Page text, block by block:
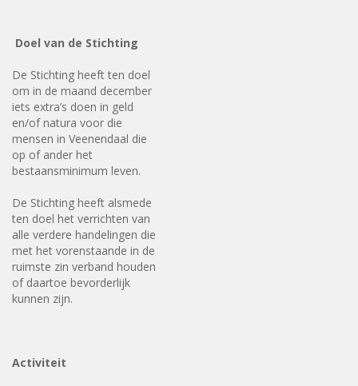
Doel van de Stichting
De Stichting heeft ten doel
om in de maand december
iets extra’s doen in geld
en/of natura voor die
mensen in Veenendaal die
op of ander het
bestaansminimum leven.
De Stichting heeft alsmede
ten doel het verrichten van
alle verdere handelingen die
met het vorenstaande in de
ruimste zin verband houden
of daartoe bevorderlijk
kunnen zijn.
Activiteit